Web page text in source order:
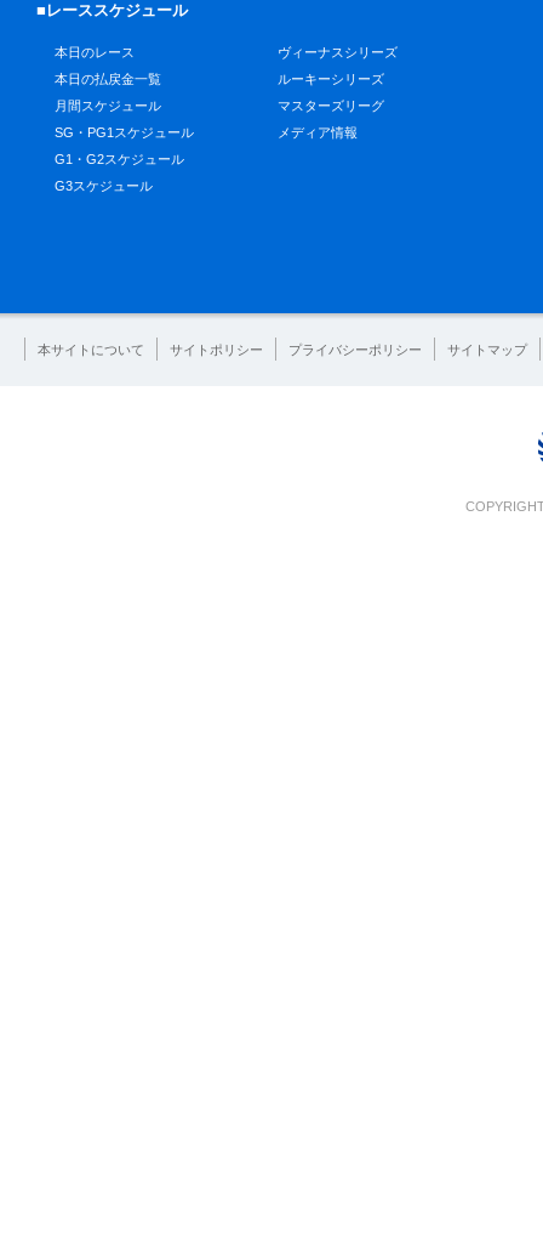
■レーススケジュール
本日のレース
本日の払戻金一覧
月間スケジュール
SG・PG1スケジュール
G1・G2スケジュール
G3スケジュール
ヴィーナスシリーズ
ルーキーシリーズ
マスターズリーグ
メディア情報
本サイトについて サイトポリシー プライバシーポリシー サイトマップ